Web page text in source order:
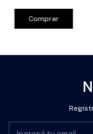
Comprar